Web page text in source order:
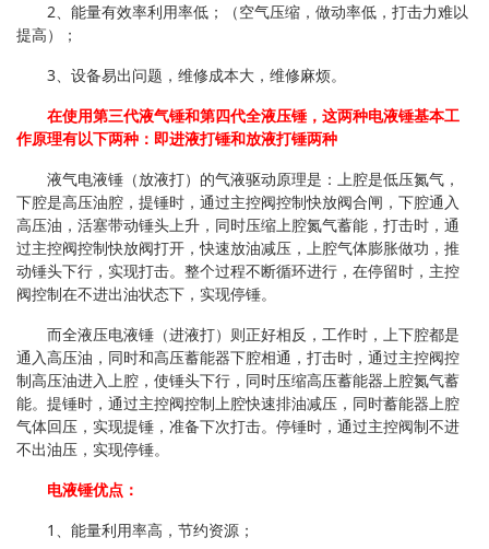
2、能量有效率利用率低；（空气压缩，做动率低，打击力难以
提高）；
3、设备易出问题，维修成本大，维修麻烦。
在使用第三代液气锤和第四代全液压锤，这两种电液锤基本工
作原理有以下两种：即进液打锤和放液打锤两种
液气电液锤（放液打）的气液驱动原理是：上腔是低压氮气，
下腔是高压油腔，提锤时，通过主控阀控制快放阀合闸，下腔通入
高压油，活塞带动锤头上升，同时压缩上腔氮气蓄能，打击时，通
过主控阀控制快放阀打开，快速放油减压，上腔气体膨胀做功，推
动锤头下行，实现打击。整个过程不断循环进行，在停留时，主控
阀控制在不进出油状态下，实现停锤。
而全液压电液锤（进液打）则正好相反，工作时，上下腔都是
通入高压油，同时和高压蓄能器下腔相通，打击时，通过主控阀控
制高压油进入上腔，使锤头下行，同时压缩高压蓄能器上腔氮气蓄
能。提锤时，通过主控阀控制上腔快速排油减压，同时蓄能器上腔
气体回压，实现提锤，准备下次打击。停锤时，通过主控阀制不进
不出油压，实现停锤。
电液锤优点：
1、能量利用率高，节约资源；